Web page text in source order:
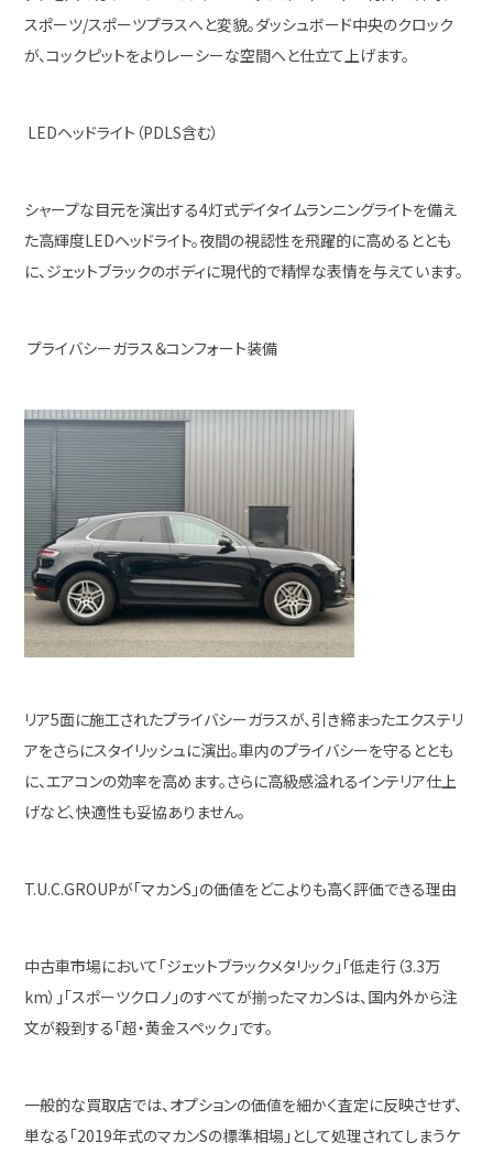
スポーツ/スポーツプラスへと変貌。ダッシュボード中央のクロック
が、コックピットをよりレーシーな空間へと仕立て上げます。
LEDヘッドライト（PDLS含む）
シャープな目元を演出する4灯式デイタイムランニングライトを備え
た高輝度LEDヘッドライト。夜間の視認性を飛躍的に高めるととも
に、ジェットブラックのボディに現代的で精悍な表情を与えています。
プライバシーガラス＆コンフォート装備
リア5面に施工されたプライバシーガラスが、引き締まったエクステリ
アをさらにスタイリッシュに演出。車内のプライバシーを守るととも
に、エアコンの効率を高めます。さらに高級感溢れるインテリア仕上
げなど、快適性も妥協ありません。
T.U.C.GROUPが「マカンS」の価値をどこよりも高く評価できる理由
中古車市場において「ジェットブラックメタリック」「低走行（3.3万
km）」「スポーツクロノ」のすべてが揃ったマカンSは、国内外から注
文が殺到する「超・黄金スペック」です。
一般的な買取店では、オプションの価値を細かく査定に反映させず、
単なる「2019年式のマカンSの標準相場」として処理されてしまうケ